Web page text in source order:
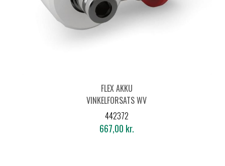
FLEX AKKU
VINKELFORSATS WV
10.8-EC
442372
667,00 kr.